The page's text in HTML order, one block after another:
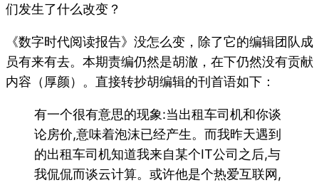
们发生了什么改变？
《数字时代阅读报告》没怎么变，除了它的编辑团队成
员有来有去。本期责编仍然是胡澈，在下仍然没有贡献
内容（厚颜）。直接转抄胡编辑的刊首语如下：
有一个很有意思的现象:当出租车司机和你谈
论房价,意味着泡沫已经产生。而我昨天遇到
的出租车司机知道我来自某个IT公司之后,与
我侃侃而谈云计算。或许他是个热爱互联网,